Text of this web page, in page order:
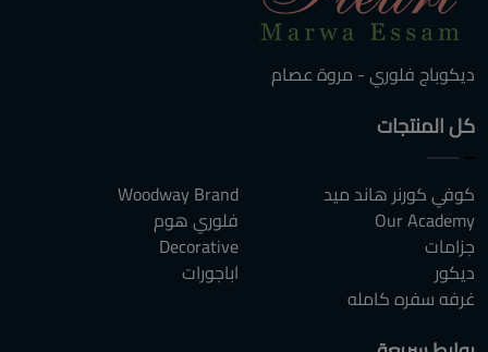
ديكوباج فلوري - مروة عصام
كل المنتجات
كوفي كورنر هاند ميد
Our Academy
جزامات
ديكور
غرفه سفره كامله
Woodway Brand
فلوري هوم
Decorative
اباجورات